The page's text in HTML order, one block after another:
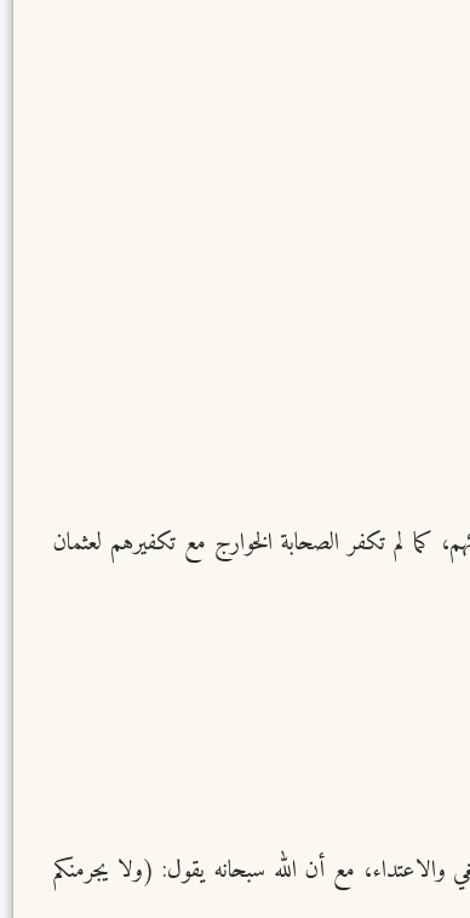
لدمائهم، كما لم تكفر الصحابة الخوارج مع تكفيرهم لعثمان
والاعتداء، مع أن الله سبحانه يقول: (ولا يجرمنكم